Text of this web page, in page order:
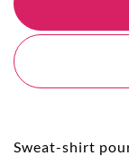
Sweat-shirt